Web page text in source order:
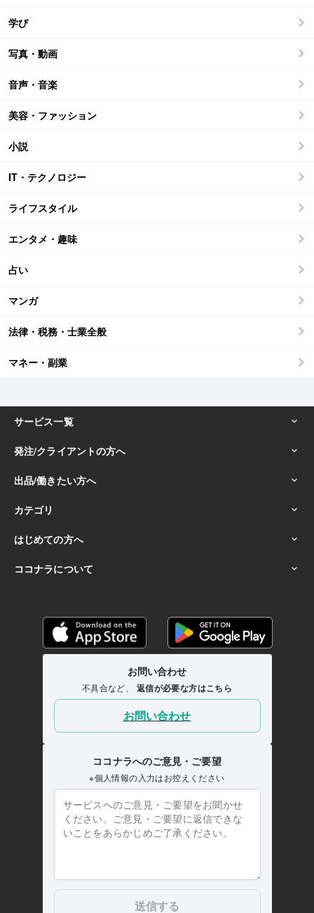
学び
写真・動画
音声・音楽
美容・ファッション
小説
IT・テクノロジー
ライフスタイル
エンタメ・趣味
占い
マンガ
法律・税務・士業全般
マネー・副業